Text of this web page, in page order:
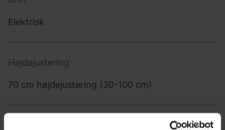
Elektrisk
Højdejustering
70 cm højdejustering (30-100 cm)